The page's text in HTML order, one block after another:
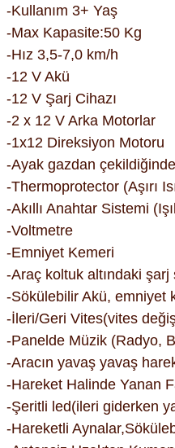
-Kullanım 3+ Yaş
-Max Kapasite:50 Kg
-Hız 3,5-7,0 km/h
-12 V Akü
-12 V Şarj Cihazı
-2 x 12 V Arka Motorlar
-1x12 Direksiyon Motoru
-Ayak gazdan
-Thermoprotector (Aşırı
-Akıllı Anahtar Sistemi
-Voltmetre
-Emniyet Kemeri
-Araç koltuk altındaki
-Sökülebilir Akü, emniyet
-İleri/Geri Vites(vites
-Panelde Müzik (Radyo,
-Aracın yavaş yavaş
-Hareket Halinde Yanan
-Şeritli led(ileri giderken
-Hareketli